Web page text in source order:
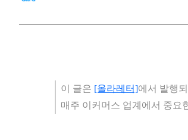
이 글은 [올라레터]에서 발행
매주 이커머스 업계에서 중요